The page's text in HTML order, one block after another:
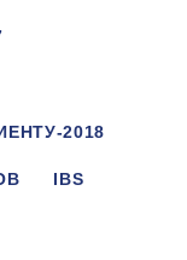
2018
IBS